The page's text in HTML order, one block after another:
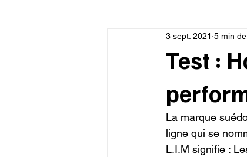
Test :
3 sept. 2021 5 min
La marque
ligne qui se
L.I.M signifie :